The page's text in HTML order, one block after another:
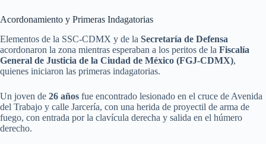
Acordonamiento y Primeras Indagatorias
Elementos de la SSC-CDMX y de la Secretaría de Defensa
acordonaron la zona mientras esperaban a los peritos de la Fiscalía
General de Justicia de la Ciudad de México (FGJ-CDMX),
quienes iniciaron las primeras indagatorias.
Un joven de 26 años fue encontrado lesionado en el cruce de Avenida
del Trabajo y calle Jarcería, con una herida de proyectil de arma de
fuego, con entrada por la clavícula derecha y salida en el húmero
derecho.